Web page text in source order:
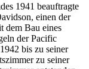
1941 beauftragte
einen der
dem Bau eines
der Pacific
bis zu seiner
zu seiner